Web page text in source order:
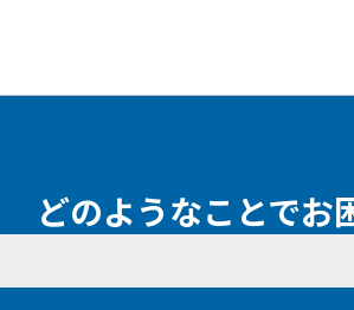
どのようなことでお